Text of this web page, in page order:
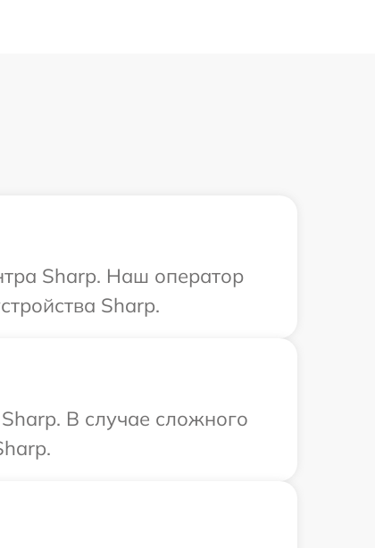
Sharp. Наш оператор
Sharp.
В случае сложного